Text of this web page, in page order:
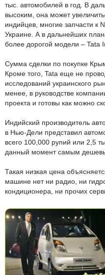
тыс. автомобилей в год. В
высоким, она может
индийцев, многие запчасти к
Украине. А в дальнейших
более дорогой модели – Tata
Сумма сделки по покупке
Кроме того, Tata еще не
исследований украинского
менее, в руководстве
проекта и готовы как можно
Индийский производитель
в Нью-Дели представил
всего 100,000 рупий или 2,5
данный момент самым
Такая низкая цена
машине нет ни радио, ни
кондиционера, ни прочих